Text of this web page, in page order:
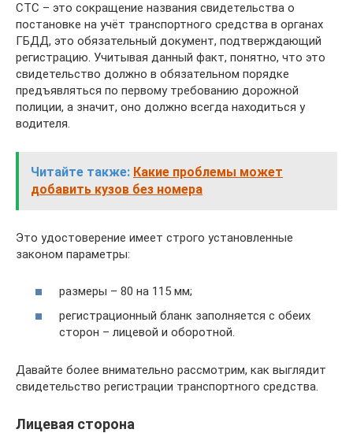
СТС – это сокращение названия свидетельства о
постановке на учёт транспортного средства в органах
ГБДД, это обязательный документ, подтверждающий
регистрацию. Учитывая данный факт, понятно, что это
свидетельство должно в обязательном порядке
предъявляться по первому требованию дорожной
полиции, а значит, оно должно всегда находиться у
водителя.
Читайте также: Какие проблемы может
добавить кузов без номера
Это удостоверение имеет строго установленные
законом параметры:
размеры – 80 на 115 мм;
регистрационный бланк заполняется с обеих
сторон – лицевой и оборотной.
Давайте более внимательно рассмотрим, как выглядит
свидетельство регистрации транспортного средства.
Лицевая сторона